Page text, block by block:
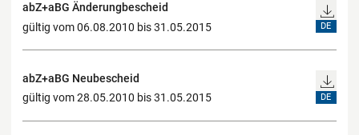
abZ+aBG Änderungbescheid
gültig vom 06.08.2010 bis 31.05.2015
DE
abZ+aBG Neubescheid
gültig vom 28.05.2010 bis 31.05.2015
DE